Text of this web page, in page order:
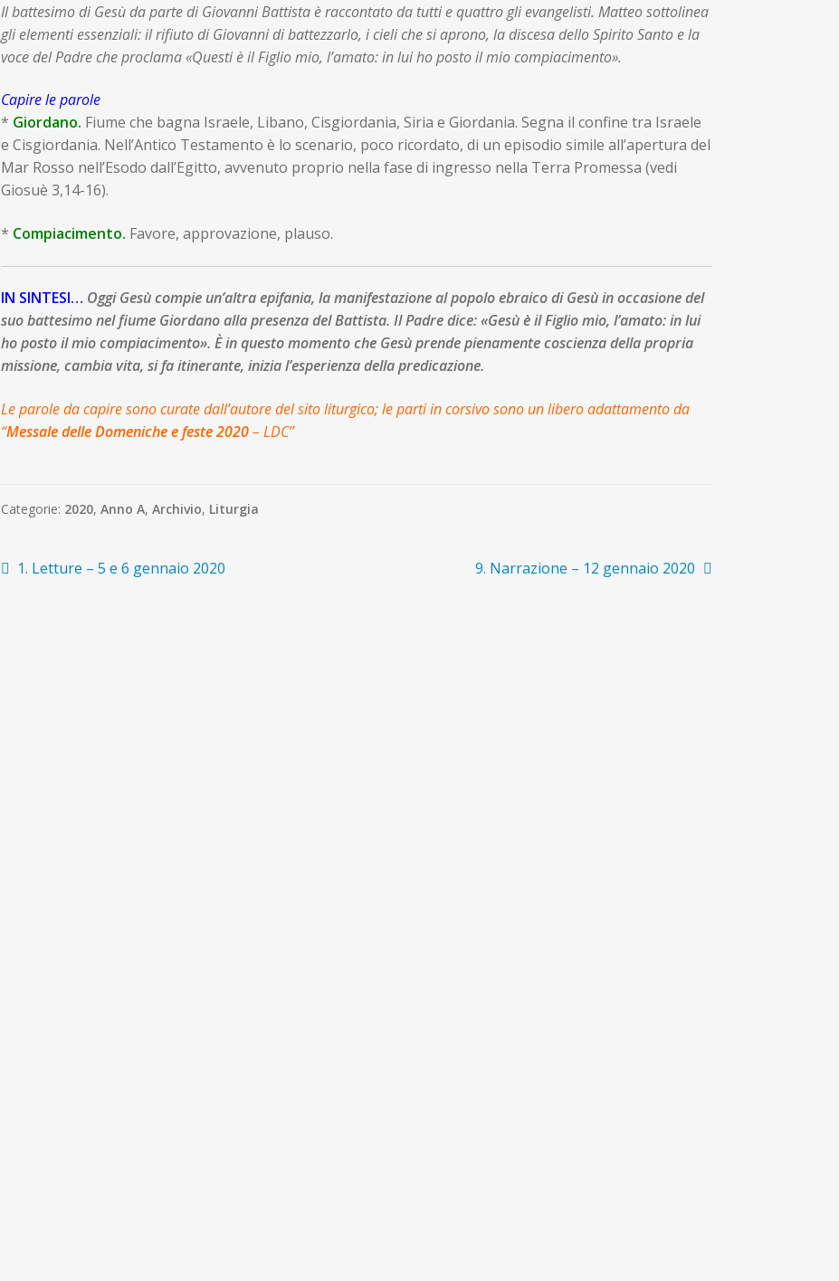
Il battesimo di Gesù da parte di Giovanni Battista è raccontato da tutti e quattro gli evangelisti. Matteo sottolinea
gli elementi essenziali: il rifiuto di Giovanni di battezzarlo, i cieli che si aprono, la discesa dello Spirito Santo e la
voce del Padre che proclama «Questi è il Figlio mio, l’amato: in lui ho posto il mio compiacimento».
Capire le parole
* Giordano. Fiume che bagna Israele, Libano, Cisgiordania, Siria e Giordania. Segna il confine tra Israele
e Cisgiordania. Nell’Antico Testamento è lo scenario, poco ricordato, di un episodio simile all’apertura del
Mar Rosso nell’Esodo dall’Egitto, avvenuto proprio nella fase di ingresso nella Terra Promessa (vedi
Giosuè 3,14-16).
* Compiacimento. Favore, approvazione, plauso.
IN SINTESI… Oggi Gesù compie un’altra epifania, la manifestazione al popolo ebraico di Gesù in occasione del
suo battesimo nel fiume Giordano alla presenza del Battista. Il Padre dice: «Gesù è il Figlio mio, l’amato: in lui
ho posto il mio compiacimento». È in questo momento che Gesù prende pienamente coscienza della propria
missione, cambia vita, si fa itinerante, inizia l’esperienza della predicazione.
Le parole da capire sono curate dall’autore del sito liturgico; le parti in corsivo sono un libero adattamento da
“Messale delle Domeniche e feste 2020– LDC”
Categorie: 2020, Anno A, Archivio, Liturgia
Navigazione
Articolo
1. Letture – 5 e 6 gennaio 2020
Articolo
9. Narrazione – 12 gennaio 2020